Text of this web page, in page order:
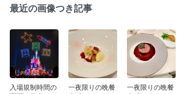
最近の画像つき記事
入場規制時間の
一夜限りの晩餐
一夜限りの晩餐